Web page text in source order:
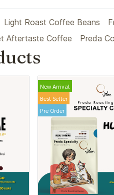
Light Roast Coffee Beans
Aftertaste Coffee Preda
New Arrival
Best Seller
Pre Order